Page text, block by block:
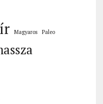
Magyaros Paleo